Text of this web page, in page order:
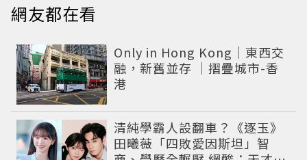
網友都在看
Only in Hong Kong｜東西交
融，新舊並存 ｜摺疊城市-香
港
清純學霸人設翻車？《逐玉》
田曦薇「四敗愛因斯坦」智